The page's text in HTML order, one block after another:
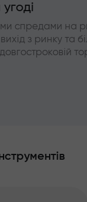
спредами на
з ринку та